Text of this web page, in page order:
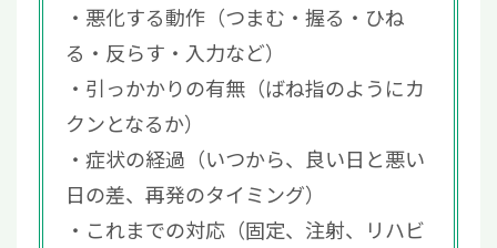
悪化する動作（つまむ・握る・ひね
る・反らす・入力など）
引っかかりの有無（ばね指のようにカ
クンとなるか）
症状の経過（いつから、良い日と悪い
日の差、再発のタイミング）
これまでの対応（固定、注射、リハビ